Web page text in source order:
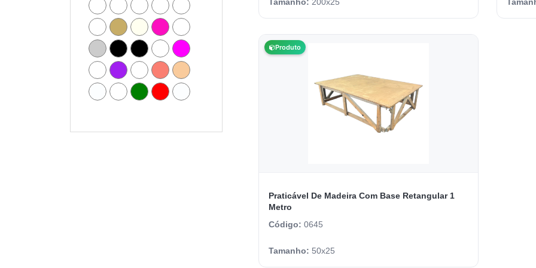
Tamanho: 200x25
Produto
Praticável De Madeira Com Base Retangular 1
Metro
Código: 0645
Tamanho: 50x25